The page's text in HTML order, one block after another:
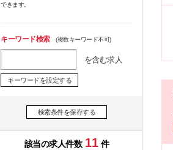
できます。
キーワード検索(複数キーワード不可)
を含む求人
キーワードを設定する
検索条件を保存する
11